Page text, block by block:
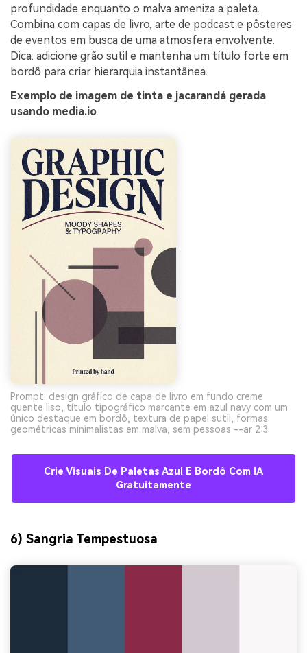
profundidade enquanto o malva ameniza a paleta.
Combina com capas de livro, arte de podcast e pôsteres
de eventos em busca de uma atmosfera envolvente.
Dica: adicione grão sutil e mantenha um título forte em
bordô para criar hierarquia instantânea.
Exemplo de imagem de tinta e jacarandá gerada
usando media.io
Prompt: design gráfico de capa de livro em fundo creme
quente liso, título tipográfico marcante em azul navy com um
único destaque em bordô, textura de papel sutil, formas
geométricas minimalistas em malva, sem pessoas --ar 2:3
Crie Visuais De Paletas Azul E Bordô Com IA
Gratuitamente
6) Sangria Tempestuosa